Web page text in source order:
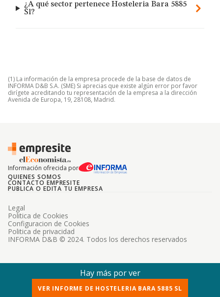
¿A qué sector pertenece Hosteleria Bara 5885
Sl?
(1) La información de la empresa procede de la base de datos de
INFORMA D&B S.A. (SME) Si aprecias que existe algún error por favor
dirígete acreditando tu representación de la empresa a la dirección
Avenida de Europa, 19, 28108, Madrid.
Información ofrecida por
QUIENES SOMOS
CONTACTO EMPRESITE
PUBLICA O EDITA TU EMPRESA
INFORMA D&B © 2024. Todos los derechos reservados
Legal
Politica de Cookies
Configuracion de Cookies
Politica de privacidad
Hay más por ver
VER INFORME DE HOSTELERIA BARA 5885 SL